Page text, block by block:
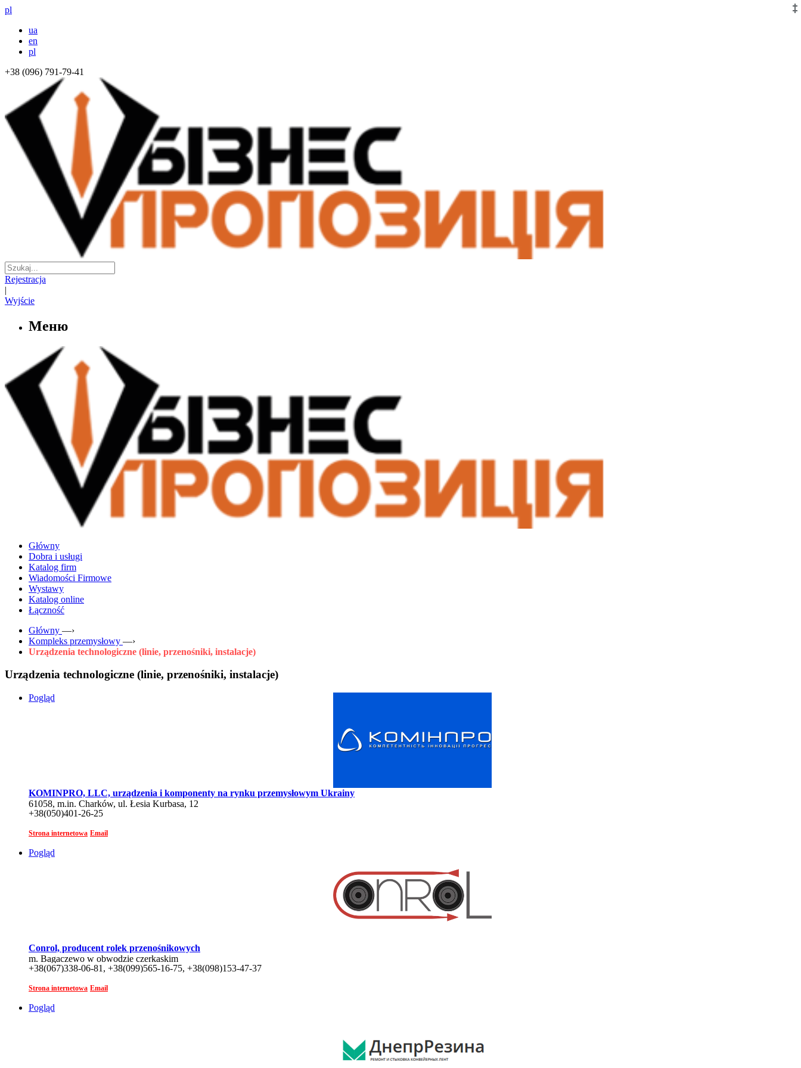
pl
ua
en
pl
+38 (096) 791-79-41
Rejestracja
|
Wyjście
Меню
Główny
Dobra i usługi
Katalog firm
Wiadomości Firmowe
Wystawy
Katalog online
Łączność
Główny —›
Kompleks przemysłowy —›
Urządzenia technologiczne (linie, przenośniki, instalacje)
Urządzenia technologiczne (linie, przenośniki, instalacje)
Pogląd
KOMINPRO, LLC, urządzenia i komponenty na rynku przemysłowym Ukrainy
61058, m.in. Charków, ul. Łesia Kurbasa, 12
+38(050)401-26-25
Strona internetowa Email
Pogląd
Conrol, producent rolek przenośnikowych
m. Bagaczewo w obwodzie czerkaskim
+38(067)338-06-81, +38(099)565-16-75, +38(098)153-47-37
Strona internetowa Email
Pogląd